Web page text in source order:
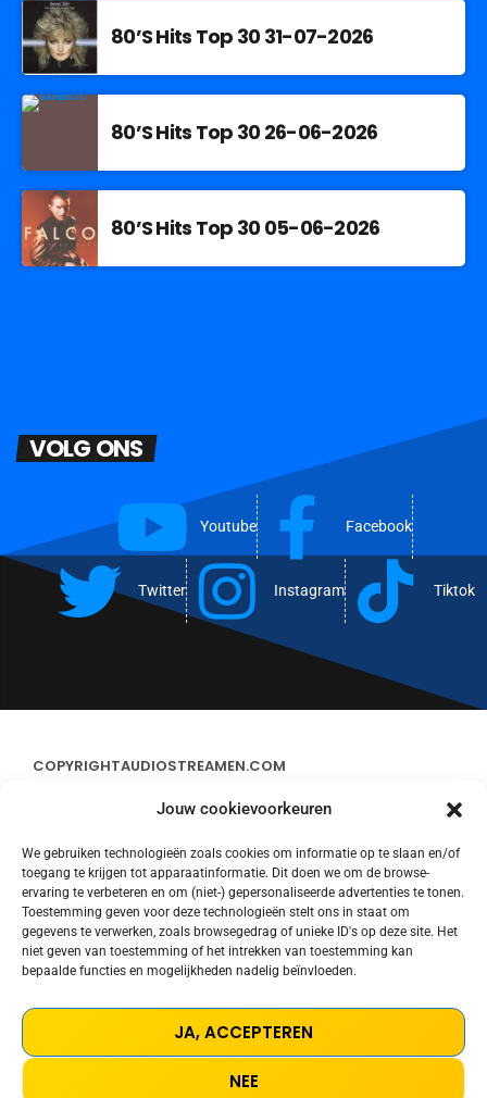
Jouw cookievoorkeuren
We gebruiken technologieën zoals cookies om informatie op te slaan en/of
toegang te krijgen tot apparaatinformatie. Dit doen we om de browse-
ervaring te verbeteren en om (niet-) gepersonaliseerde advertenties te tonen.
Toestemming geven voor deze technologieën stelt ons in staat om
gegevens te verwerken, zoals browsegedrag of unieke ID's op deze site. Het
niet geven van toestemming of het intrekken van toestemming kan
bepaalde functies en mogelijkheden nadelig beïnvloeden.
JA, ACCEPTEREN
NEE
80’S Hits Top 30 31-07-2026
80’S Hits Top 30 26-06-2026
80’S Hits Top 30 05-06-2026
VOLG ONS
Youtube Facebook
Twitter Instagram Tiktok
COPYRIGHTAUDIOSTREAMEN.COM
CONTACT
STREAMS
COOKIE POLICY (EU)